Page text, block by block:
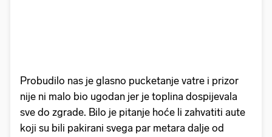
Probudilo nas je glasno pucketanje vatre i prizor
nije ni malo bio ugodan jer je toplina dospijevala
sve do zgrade. Bilo je pitanje hoće li zahvatiti aute
koji su bili pakirani svega par metara dalje od